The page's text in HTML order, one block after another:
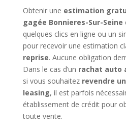
Obtenir une estimation
gagée Bonnieres-Sur-Seine
quelques clics en ligne ou un
pour recevoir une estimation
reprise. Aucune obligation
Dans le cas d’un rachat auto
si vous souhaitez revendre
leasing, il est parfois
établissement de crédit pour
toute vente.